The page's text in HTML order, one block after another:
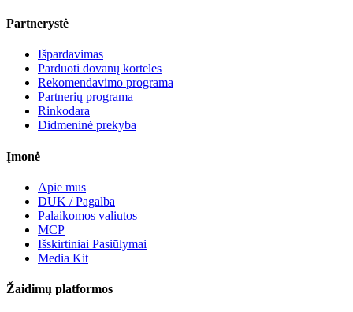
Partnerystė
Išpardavimas
Parduoti dovanų korteles
Rekomendavimo programa
Partnerių programa
Rinkodara
Didmeninė prekyba
Įmonė
Apie mus
DUK / Pagalba
Palaikomos valiutos
MCP
Išskirtiniai Pasiūlymai
Media Kit
Žaidimų platformos